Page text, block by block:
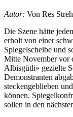
Autor: Von Res
Die Szene hätte
erholt von einer
Spiegelscheibe und
Mitte November vor
Albisgütli» gezielte
Demonstranten
steckengeblieben
können.
sollen in den